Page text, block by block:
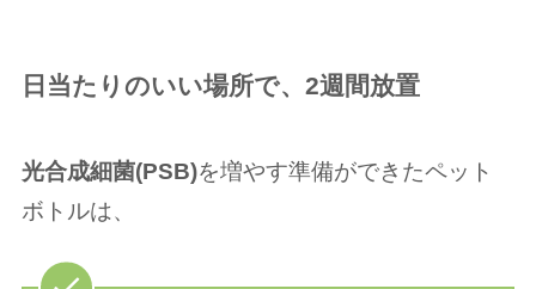
日当たりのいい場所で、2週間放置
光合成細菌(PSB)を増やす準備ができたペット
ボトルは、